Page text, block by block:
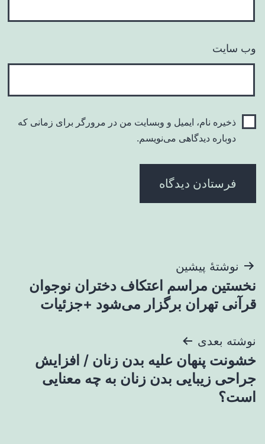
وب‌ سایت
ذخیره نام، ایمیل و وبسایت من در مرورگر برای زمانی که
دوباره دیدگاهی می‌نویسم.
راهبری
نوشته
نوشتهٔ پیشین
نخستین مراسم اعتکاف دختران نوجوان
قرآنی تهران برگزار می‌شود +جزئیات
نوشته بعدی
خشونت پنهان علیه بدن زنان / افزایش
جراحی زیبایی بدن زنان به چه معنایی
است؟